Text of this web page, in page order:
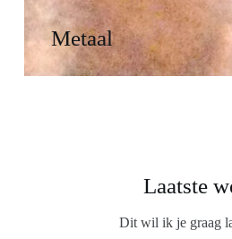
Metaal
Laatste
Dit wil ik je graag